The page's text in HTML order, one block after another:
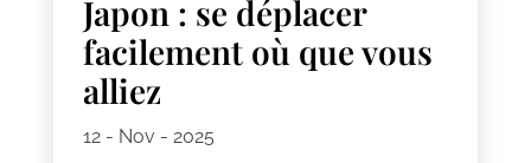
Japon : se déplacer
facilement où que vous
alliez
12 - Nov - 2025